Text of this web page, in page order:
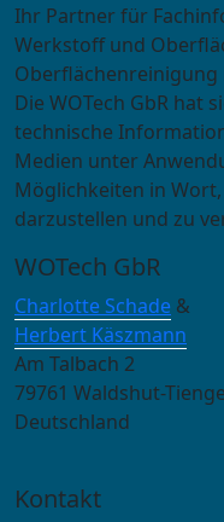
Ihr Partner für
Werkstoff und
Oberflächenreinigung
Die WOTech GbR hat
technische
Medien unter
Möglichkeiten in
darzustellen und zu
WOTech GbR
Charlotte Schade &
Herbert Käszmann
Am Talbach 2
79761 Waldshut-
Deutschland
Kontakt